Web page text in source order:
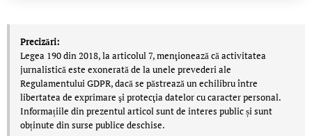
Precizări:
Legea 190 din 2018, la articolul 7, menţionează că activitatea
jurnalistică este exonerată de la unele prevederi ale
Regulamentului GDPR, dacă se păstrează un echilibru între
libertatea de exprimare şi protecţia datelor cu caracter personal.
Informațiile din prezentul articol sunt de interes public și sunt
obținute din surse publice deschise.